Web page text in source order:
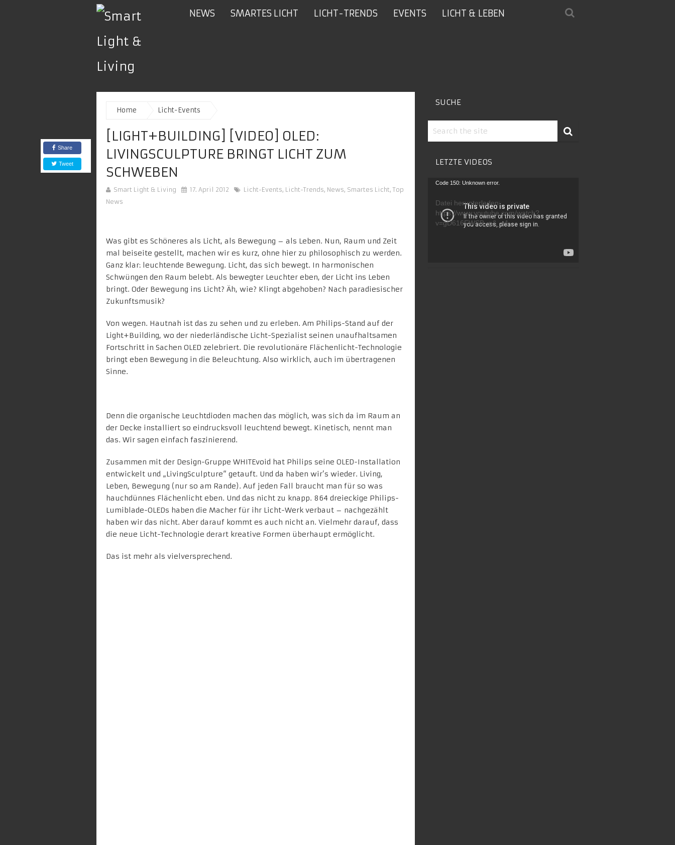
NEWS SMARTES LICHT LICHT-TRENDS EVENTS LICHT & LEBEN
Home Licht-Events
[LIGHT+BUILDING] [VIDEO] OLED:
LIVINGSCULPTURE BRINGT LICHT ZUM
SCHWEBEN
Smart Light & Living 17. April 2012 Licht-Events, Licht-Trends, News, Smartes Licht,Top
News
Share
Tweet
Was gibt es Schöneres als Licht, als Bewegung – als Leben. Nun, Raum und Zeit
mal beiseite gestellt, machen wir es kurz, ohne hier zu philosophisch zu werden.
Ganz klar: leuchtende Bewegung. Licht, das sich bewegt. In harmonischen
Schwüngen den Raum belebt. Als bewegter Leuchter eben, der Licht ins Leben
bringt. Oder Bewegung ins Licht? Äh, wie? Klingt abgehoben? Nach paradiesischer
Zukunftsmusik?
Von wegen. Hautnah ist das zu sehen und zu erleben. Am Philips-Stand auf der
Light+Building, wo der niederländische Licht-Spezialist seinen unaufhaltsamen
Fortschritt in Sachen OLED zelebriert. Die revolutionäre Flächenlicht-Technologie
bringt eben Bewegung in die Beleuchtung. Also wirklich, auch im übertragenen
Sinne.
Denn die organische Leuchtdioden machen das möglich, was sich da im Raum an
der Decke installiert so eindrucksvoll leuchtend bewegt. Kinetisch, nennt man
das. Wir sagen einfach faszinierend.
Zusammen mit der Design-Gruppe WHITEvoid hat Philips seine OLED-Installation
entwickelt und „LivingSculpture“ getauft. Und da haben wir’s wieder. Living,
Leben, Bewegung (nur so am Rande). Auf jeden Fall braucht man für so was
hauchdünnes Flächenlicht eben. Und das nicht zu knapp. 864 dreieckige Philips-
Lumiblade-OLEDs haben die Macher für ihr Licht-Werk verbaut – nachgezählt
haben wir das nicht. Aber darauf kommt es auch nicht an. Vielmehr darauf, dass
die neue Licht-Technologie derart kreative Formen überhaupt ermöglicht.
Das ist mehr als vielversprechend.
SUCHE
LETZTE VIDEOS
Video-
Code 150: Unknown error.
Datei herunterladen:
https://www.youtube.com/watch?
v=gD616FWSB_g&_=1